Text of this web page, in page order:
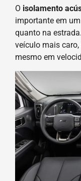
O isolamento
importante em
quanto na
veículo mais
mesmo em